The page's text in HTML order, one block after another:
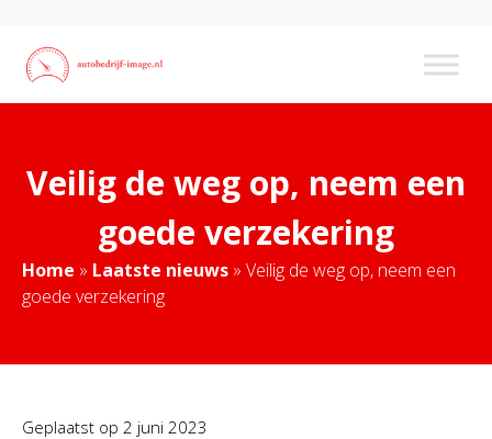
Veilig de weg op, neem een
goede verzekering
Home » Laatste nieuws » Veilig de weg op, neem een
goede verzekering
Geplaatst op 2 juni 2023